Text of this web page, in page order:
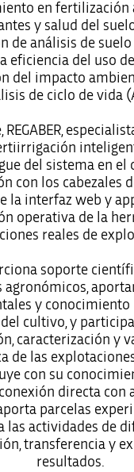
en fertilización
y salud del
de análisis de suelo
eficiencia del uso
del impacto
de ciclo de vida
REGABER,
del sistema en el
con los cabezales
la interfaz web y
operativa de la
reales de
soporte
agronómicos,
y conocimiento
cultivo, y
caracterización y
de las
con su
directa con
parcelas
las actividades de
transferencia y
resultados.